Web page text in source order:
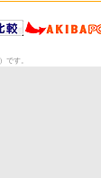
です。